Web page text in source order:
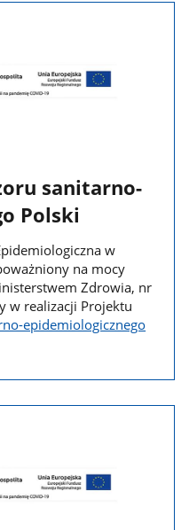
sanitarno-
Polski
w
na mocy
Zdrowia, nr
w realizacji Projektu
epidemiologicznego